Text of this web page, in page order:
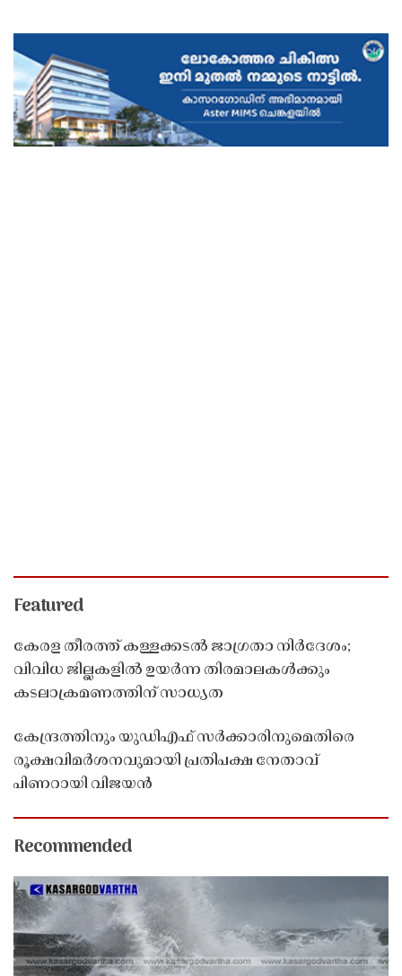
Featured
കേരള തീരത്ത് കള്ളക്കടൽ ജാഗ്രതാ നിർദേശം;
വിവിധ ജില്ലകളിൽ ഉയർന്ന തിരമാലകൾക്കും
കടലാക്രമണത്തിന് സാധ്യത
കേന്ദ്രത്തിനും യുഡിഎഫ് സർക്കാരിനുമെതിരെ
രൂക്ഷവിമർശനവുമായി പ്രതിപക്ഷ നേതാവ്
പിണറായി വിജയൻ
Recommended